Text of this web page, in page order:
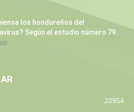
los hondureños del
Según el estudio número 79...
20954